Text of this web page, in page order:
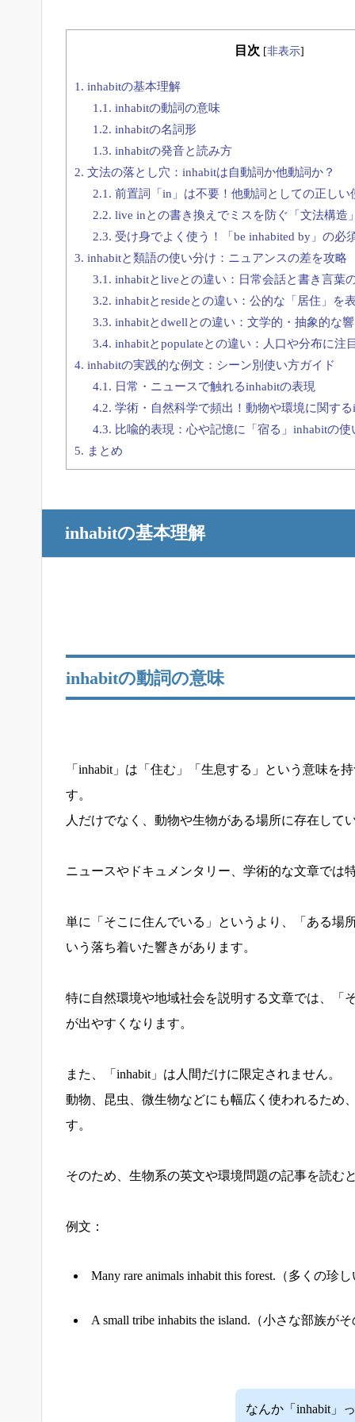
目次 [非表示]
1. inhabitの基本理解
1.1. inhabitの動詞の意味
1.2. inhabitの名詞形
1.3. inhabitの発音と読み方
2. 文法の落とし穴：inhabitは自動詞か他動詞か？
2.1. 前置詞「in」は不要！他動詞としての正しい
2.2. live inとの書き換えでミスを防ぐ「文法構造
2.3. 受け身でよく使う！「be inhabited by」の必
3. inhabitと類語の使い分け：ニュアンスの差を攻略
3.1. inhabitとliveとの違い：日常会話と書き言葉
3.2. inhabitとresideとの違い：公的な「居住」を
3.3. inhabitとdwellとの違い：文学的・抽象的な
3.4. inhabitとpopulateとの違い：人口や分布に注
4. inhabitの実践的な例文：シーン別使い方ガイド
4.1. 日常・ニュースで触れるinhabitの表現
4.2. 学術・自然科学で頻出！動物や環境に関する
4.3. 比喩的表現：心や記憶に「宿る」inhabitの使
5. まとめ
inhabitの基本理解
inhabitの動詞の意味
「inhabit」は「住む」「生息する」という意味
す。
人だけでなく、動物や生物がある場所に存在して
ニュースやドキュメンタリー、学術的な文章では
単に「そこに住んでいる」というより、「ある場
いう落ち着いた響きがあります。
特に自然環境や地域社会を説明する文章では、「
が出やすくなります。
また、「inhabit」は人間だけに限定されません。
動物、昆虫、微生物などにも幅広く使われるため
す。
そのため、生物系の英文や環境問題の記事を読む
例文：
Many rare animals inhabit this forest.（多くの
A small tribe inhabits the island.（小さな部族が
なんか「inhabit」